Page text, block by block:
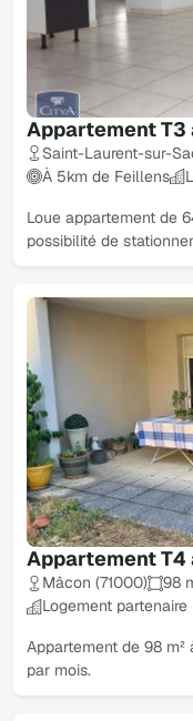
Appartement T3
Saint-Laurent-sur-
À 5km de Feillens
Loue appartement de
possibilité de
Appartement T4
Mâcon (71000) 98
Logement partenaire
Appartement de 98
par mois.